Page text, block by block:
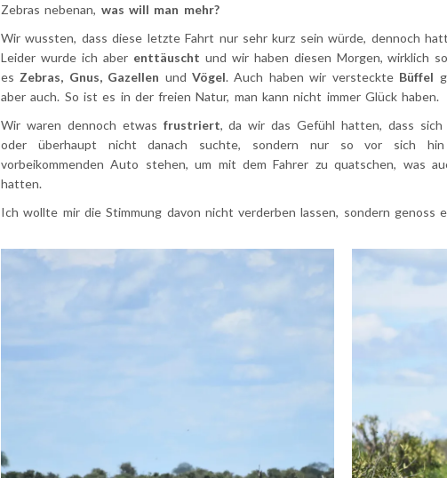
Zebras nebenan, was will man mehr?
Wir wussten, dass diese letzte Fahrt nur sehr kurz sein würde, dennoch
Leider wurde ich aber enttäuscht und wir haben diesen Morgen, wirklich
es Zebras, Gnus, Gazellen undVögel. Auch haben wir versteckte Büffel
aber auch. So ist es in der freien Natur, man kann nicht immer Glück haben.
Wir waren dennoch etwas frustriert, da wir das Gefühl hatten, dass
oder überhaupt nicht danach suchte, sondern nur so vor sich
vorbeikommenden Auto stehen, um mit dem Fahrer zu quatschen, was
hatten.
Ich wollte mir die Stimmung davon nicht verderben lassen, sondern genoss